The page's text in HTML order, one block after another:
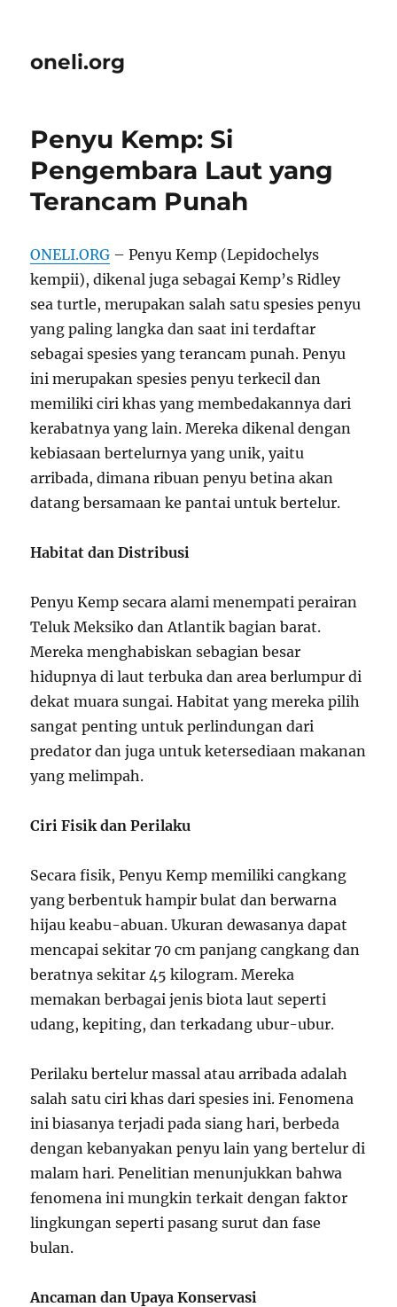
oneli.org
Penyu Kemp: Si
Pengembara Laut yang
Terancam Punah
ONELI.ORG – Penyu Kemp (Lepidochelys
kempii), dikenal juga sebagai Kemp’s Ridley
sea turtle, merupakan salah satu spesies penyu
yang paling langka dan saat ini terdaftar
sebagai spesies yang terancam punah. Penyu
ini merupakan spesies penyu terkecil dan
memiliki ciri khas yang membedakannya dari
kerabatnya yang lain. Mereka dikenal dengan
kebiasaan bertelurnya yang unik, yaitu
arribada, dimana ribuan penyu betina akan
datang bersamaan ke pantai untuk bertelur.
Habitat dan Distribusi
Penyu Kemp secara alami menempati perairan
Teluk Meksiko dan Atlantik bagian barat.
Mereka menghabiskan sebagian besar
hidupnya di laut terbuka dan area berlumpur di
dekat muara sungai. Habitat yang mereka pilih
sangat penting untuk perlindungan dari
predator dan juga untuk ketersediaan makanan
yang melimpah.
Ciri Fisik dan Perilaku
Secara fisik, Penyu Kemp memiliki cangkang
yang berbentuk hampir bulat dan berwarna
hijau keabu-abuan. Ukuran dewasanya dapat
mencapai sekitar 70 cm panjang cangkang dan
beratnya sekitar 45 kilogram. Mereka
memakan berbagai jenis biota laut seperti
udang, kepiting, dan terkadang ubur-ubur.
Perilaku bertelur massal atau arribada adalah
salah satu ciri khas dari spesies ini. Fenomena
ini biasanya terjadi pada siang hari, berbeda
dengan kebanyakan penyu lain yang bertelur di
malam hari. Penelitian menunjukkan bahwa
fenomena ini mungkin terkait dengan faktor
lingkungan seperti pasang surut dan fase
bulan.
Ancaman dan Upaya Konservasi